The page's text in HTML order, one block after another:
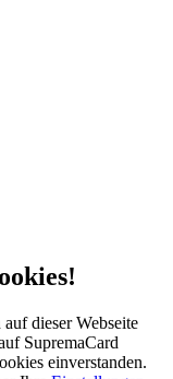
dieser Webseite
SupremaCard
einverstanden.